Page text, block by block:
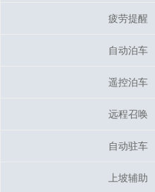
疲劳提醒
自动泊车
遥控泊车
远程召唤
自动驻车
上坡辅助
疲劳提醒
自动泊车
遥控泊车
远程召唤
自动驻车
上坡辅助